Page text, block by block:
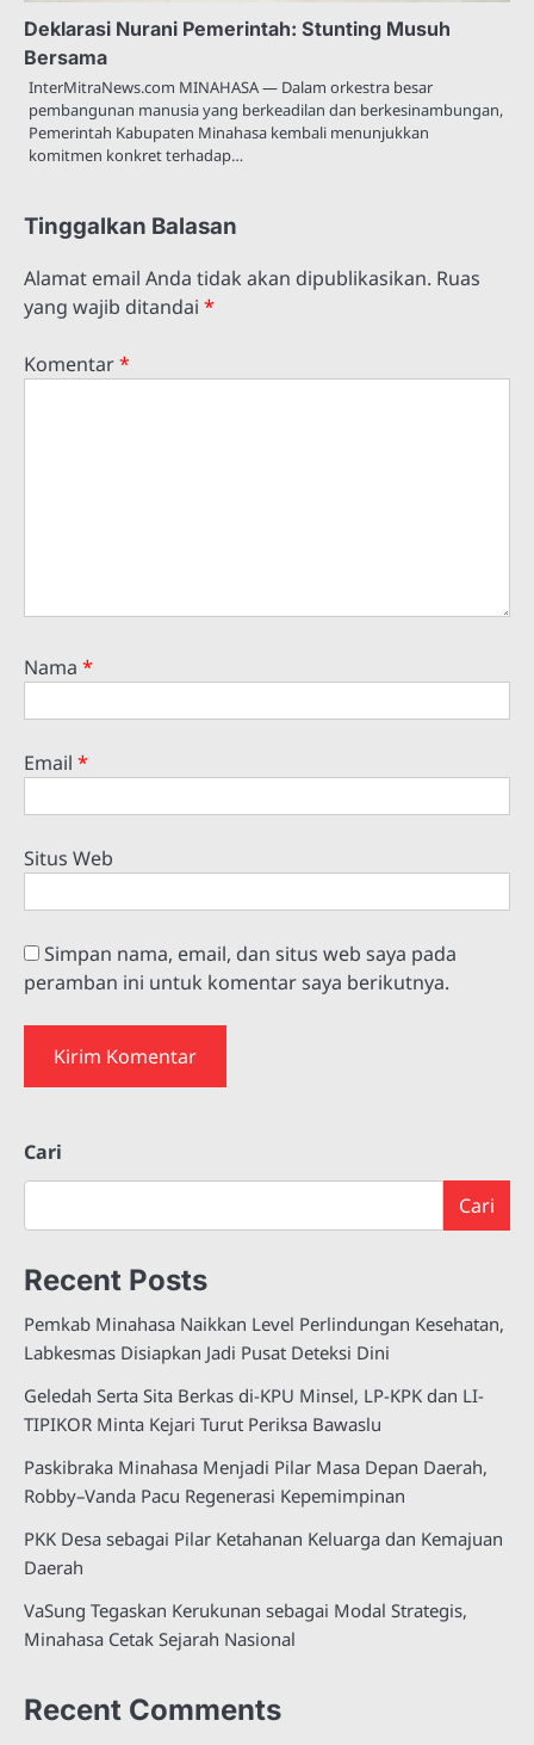
Deklarasi Nurani Pemerintah: Stunting Musuh
Bersama
InterMitraNews.com MINAHASA — Dalam orkestra besar
pembangunan manusia yang berkeadilan dan berkesinambungan,
Pemerintah Kabupaten Minahasa kembali menunjukkan
komitmen konkret terhadap…
Tinggalkan Balasan
Alamat email Anda tidak akan dipublikasikan. Ruas
yang wajib ditandai *
Komentar*
Nama *
Email *
Situs Web
Simpan nama, email, dan situs web saya pada
peramban ini untuk komentar saya berikutnya.
Cari
Cari
Recent Posts
Pemkab Minahasa Naikkan Level Perlindungan Kesehatan,
Labkesmas Disiapkan Jadi Pusat Deteksi Dini
Geledah Serta Sita Berkas di-KPU Minsel, LP-KPK dan LI-
TIPIKOR Minta Kejari Turut Periksa Bawaslu
Paskibraka Minahasa Menjadi Pilar Masa Depan Daerah,
Robby–Vanda Pacu Regenerasi Kepemimpinan
PKK Desa sebagai Pilar Ketahanan Keluarga dan Kemajuan
Daerah
VaSung Tegaskan Kerukunan sebagai Modal Strategis,
Minahasa Cetak Sejarah Nasional
Recent Comments